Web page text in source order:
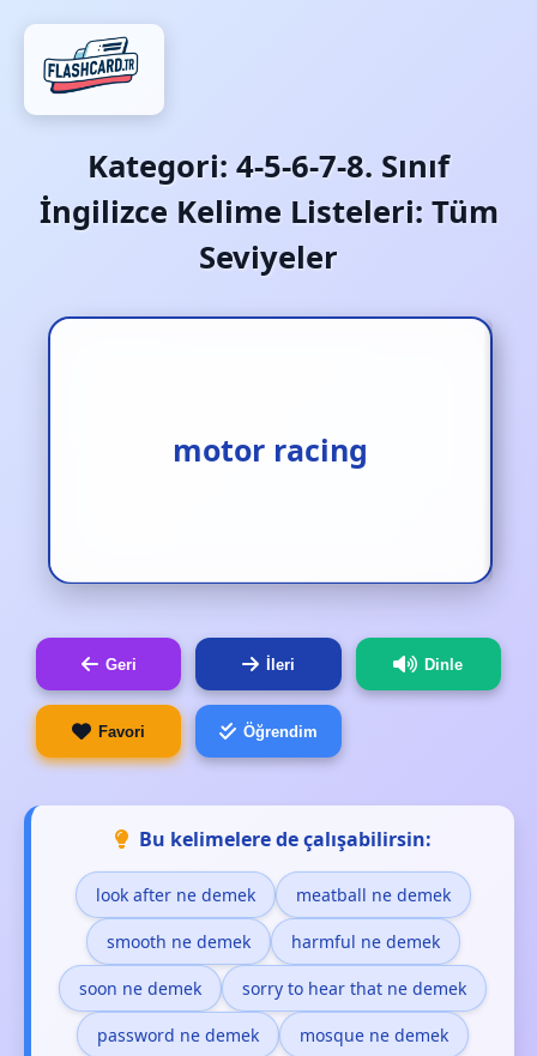
Kategori: 4-5-6-7-8. Sınıf
İngilizce Kelime Listeleri: Tüm
Seviyeler
motor racing
motor yarışı
Geri İleri Dinle
Favori Öğrendim
Bu kelimelere de çalışabilirsin:
look after ne demek meatball ne demek
smooth ne demek harmful ne demek
soon ne demek sorry to hear that ne demek
password ne demek mosque ne demek